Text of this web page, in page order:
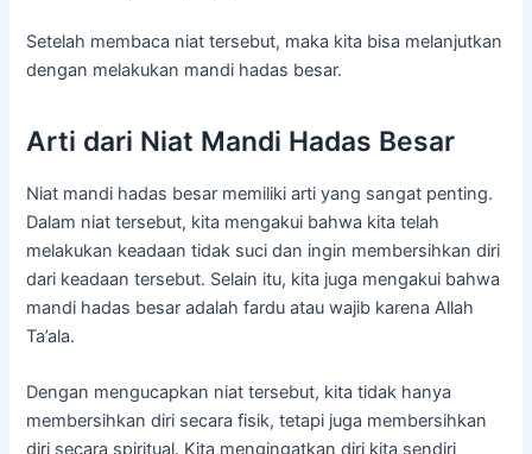
Setelah membaca niat tersebut, maka kita bisa melanjutkan
dengan melakukan mandi hadas besar.
Arti dari Niat Mandi Hadas Besar
Niat mandi hadas besar memiliki arti yang sangat penting.
Dalam niat tersebut, kita mengakui bahwa kita telah
melakukan keadaan tidak suci dan ingin membersihkan diri
dari keadaan tersebut. Selain itu, kita juga mengakui bahwa
mandi hadas besar adalah fardu atau wajib karena Allah
Ta’ala.
Dengan mengucapkan niat tersebut, kita tidak hanya
membersihkan diri secara fisik, tetapi juga membersihkan
diri secara spiritual. Kita mengingatkan diri kita sendiri